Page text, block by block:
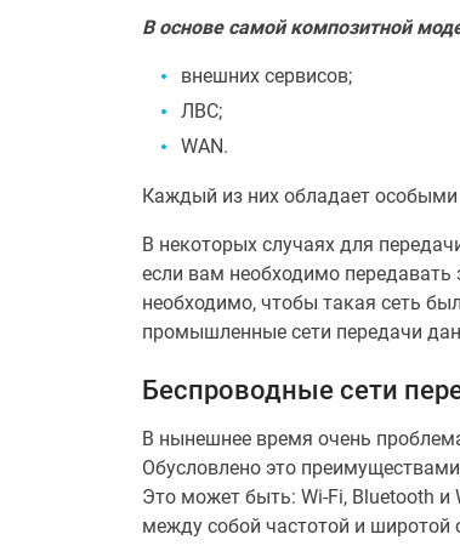
В основе самой композитной
внешних сервисов;
ЛВС;
WAN.
Каждый из них обладает
В некоторых случаях для
если вам необходимо
необходимо, чтобы такая сеть
промышленные сети передачи
Беспроводные сети
В нынешнее время очень
Обусловлено это
Это может быть: Wi-Fi, Bluetooth
между собой частотой и